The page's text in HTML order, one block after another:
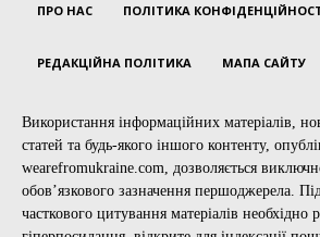
ПРО НАС ПОЛІТИКА
РЕДАКЦІЙНА ПОЛІТИКА МАПА САЙТУ
Використання інформаційних матеріалів,
статей та будь-якого іншого контенту,
wearefromukraine.com, дозволяється
обов’язкового зазначення першоджерела.
часткового цитування матеріалів необхідно